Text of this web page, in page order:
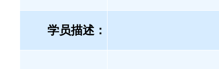
学员描述：